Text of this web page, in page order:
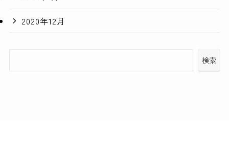
2020年12月
検索